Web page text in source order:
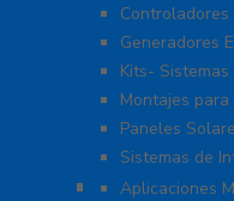
Controladores
Generadores
Kits-
Montajes para
Paneles
Sistemas de
Fuentes de
Aplicaciones